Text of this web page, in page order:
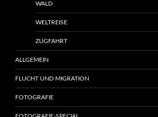
WALD
WELTREISE
ZUGFAHRT
ALLGEMEIN
FLUCHT UND MIGRATION
FOTOGRAFIE